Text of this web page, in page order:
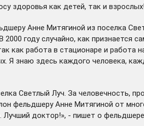
здоровья как детей, так и
Анне Митягиной из поселка
году случайно, как признается
как работа в стационаре и
Я знаю здесь каждого человека,
Светлый Луч. За человечность,
фельдшеру Анне Митягиной от
доктор!», - пишет о